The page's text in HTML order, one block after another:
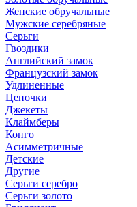
Женские обручальные
Мужские серебряные
Серьги
Гвоздики
Английский замок
Французский замок
Удлиненные
Цепочки
Джекеты
Клаймберы
Конго
Асимметричные
Детские
Другие
Серьги серебро
Серьги золото